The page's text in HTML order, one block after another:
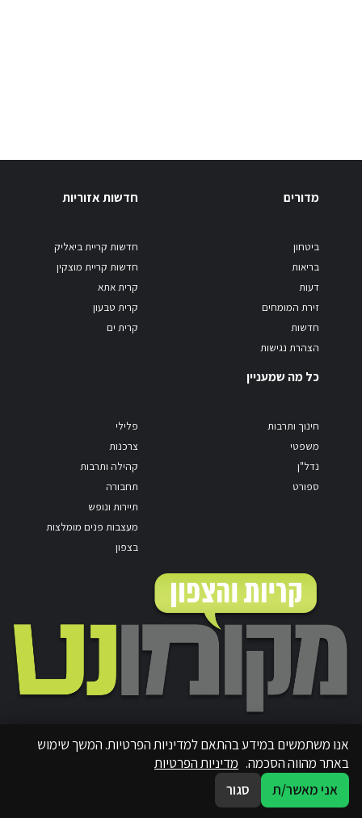
מדורים
ביטחון
בריאות
דעות
זירת המומחים
חדשות
הצהרת נגישות
חדשות אזוריות
חדשות קריית ביאליק
חדשות קריית מוצקין
קרית אתא
קרית טבעון
קרית ים
כל מה שמעניין
חינוך ותרבות
משפטי
נדל"ן
ספורט
פלילי
צרכנות
קהילה ותרבות
תחבורה
תיירות ונופש
מעצבות פנים מומלצות
בצפון
אנו משתמשים במידע בהתאם למדיניות הפרטיות. המשך שימוש
באתר מהווה הסכמה. מדיניות הפרטיות
אני מאשר/ת
סגור